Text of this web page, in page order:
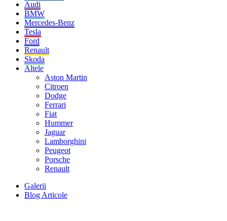
Audi
BMW
Mercedes-Benz
Tesla
Ford
Renault
Skoda
Altele
Aston Martin
Citroen
Dodge
Ferrari
Fiat
Hummer
Jaguar
Lamborghini
Peugeot
Porsche
Renault
Galerii
Blog Articole